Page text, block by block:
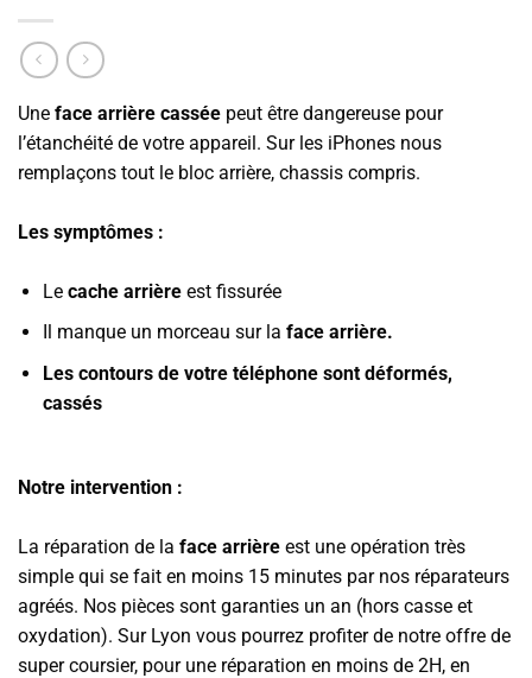
Une face arrière cassée peut être dangereuse pour
l’étanchéité de votre appareil. Sur les iPhones nous
remplaçons tout le bloc arrière, chassis compris.
Les symptômes :
Le cache arrièreest fissurée
Il manque un morceau sur la face arrière.
Les contours de votre téléphone sont déformés,
cassés
Notre intervention :
La réparation de la face arrière est une opération très
simple qui se fait en moins 15 minutes par nos réparateurs
agréés. Nos pièces sont garanties un an (hors casse et
oxydation). Sur Lyon vous pourrez profiter de notre offre de
super coursier, pour une réparation en moins de 2H, en